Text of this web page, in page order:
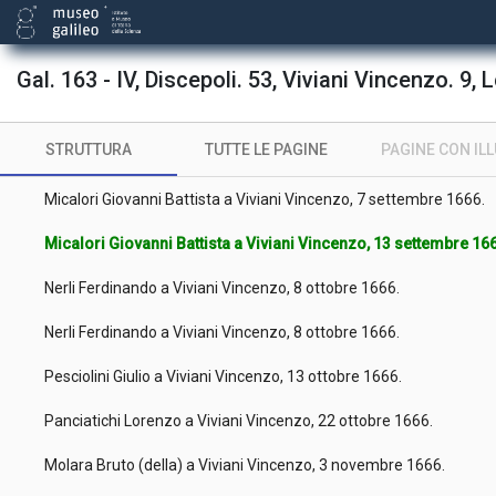
Gal. 163 - IV, Discepoli. 53, Viviani Vincenzo. 9,
STRUTTURA TUTTE LE PAGINE PAGINE CON
Del Bianco Raffaello a Viviani Vincenzo, 19 luglio 1666.
Micalori Giovanni Battista a Viviani Vincenzo, 10 agosto 1666.
Pesciolini Giulio a Viviani Vincenzo, 5 settembre 1666.
Micalori Giovanni Battista a Viviani Vincenzo, 7 settembre 1666.
Micalori Giovanni Battista a Viviani Vincenzo, 13 settembre
Nerli Ferdinando a Viviani Vincenzo, 8 ottobre 1666.
Nerli Ferdinando a Viviani Vincenzo, 8 ottobre 1666.
Pesciolini Giulio a Viviani Vincenzo, 13 ottobre 1666.
Panciatichi Lorenzo a Viviani Vincenzo, 22 ottobre 1666.
Molara Bruto (della) a Viviani Vincenzo, 3 novembre 1666.